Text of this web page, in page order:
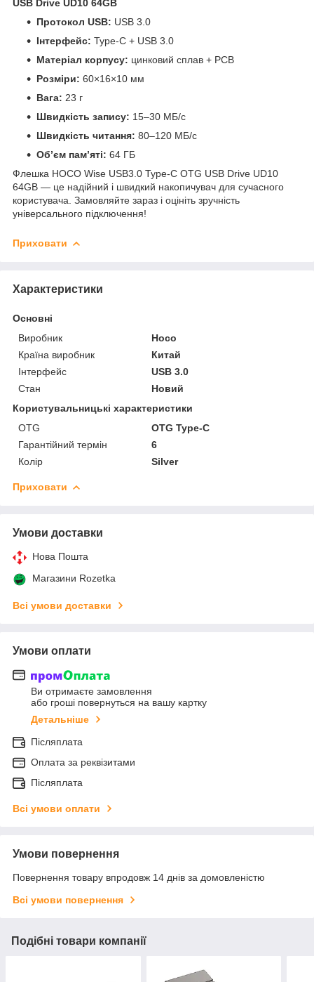
USB Drive UD10 64GB
Протокол USB: USB 3.0
Інтерфейс: Type-C + USB 3.0
Матеріал корпусу: цинковий сплав + PCB
Розміри: 60×16×10 мм
Вага: 23 г
Швидкість запису: 15–30 МБ/с
Швидкість читання: 80–120 МБ/с
Об’єм пам’яті: 64 ГБ
Флешка HOCO Wise USB3.0 Type-C OTG USB Drive UD10
64GB — це надійний і швидкий накопичувач для сучасного
користувача. Замовляйте зараз і оцініть зручність
універсального підключення!
Приховати
Характеристики
Основні
Виробник
Hoco
Країна виробник
Китай
Інтерфейс
USB 3.0
Стан
Новий
Користувальницькі характеристики
OTG
OTG Type-C
Гарантійний термін
6
Колір
Silver
Приховати
Умови доставки
Нова Пошта
Магазини Rozetka
Всі умови доставки
Умови оплати
Ви отримаєте замовлення
або гроші повернуться на вашу картку
Детальніше
Післяплата
Оплата за реквізитами
Післяплата
Всі умови оплати
Умови повернення
Повернення товару впродовж 14 днів за домовленістю
Всі умови повернення
Подібні товари компанії